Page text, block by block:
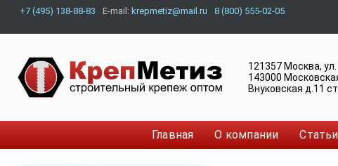
+7 (495) 138-88-83 E-mail: krepmetiz@mail.ru 8 (800) 555-02-05
121357 Москва,
143000
Внуковская д.11
Главная О компании Статьи